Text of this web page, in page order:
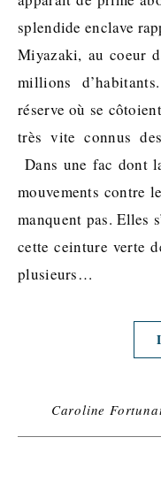
splendide enclave
Miyazaki, au coeur
millions
réserve où se
très vite connus
Dans une fac dont
mouvements contre
manquent pas. Elles
cette ceinture verte
plusieurs…
Caroline